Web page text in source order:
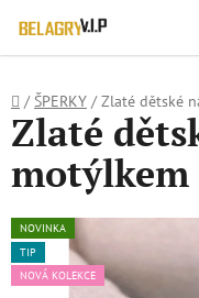
WIDGET HODNOCENÍ
Přejít
na
Domů
/ ŠPERKY / Zlaté dětské
Zlaté
motýlkem
NOVINKA
TIP
NOVÁ KOLEKCE